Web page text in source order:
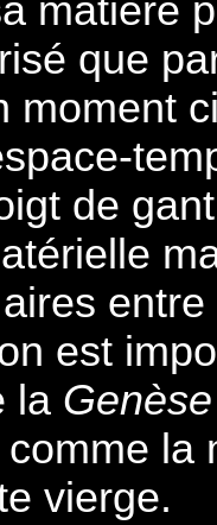
matière
que
moment
de
est
la
la
vierge.